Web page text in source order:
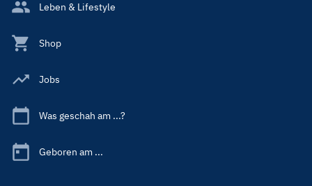
Leben & Lifestyle
Shop
Jobs
Was geschah am ...?
Geboren am ...